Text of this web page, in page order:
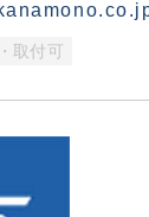
取付可